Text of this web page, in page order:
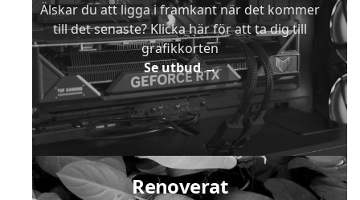
Älskar du att ligga i framkant när det kommer
till det senaste? Klicka här för att ta dig till
grafikkorten
Se utbud→
Renoverat